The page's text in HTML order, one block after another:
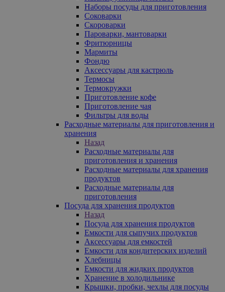
Наборы посуды для приготовления
Соковарки
Скороварки
Пароварки, мантоварки
Фритюрницы
Мармиты
Фондю
Аксессуары для кастрюль
Термосы
Термокружки
Приготовление кофе
Приготовление чая
Фильтры для воды
Расходные материалы для приготовления и
хранения
Назад
Расходные материалы для
приготовления и хранения
Расходные материалы для хранения
продуктов
Расходные материалы для
приготовления
Посуда для хранения продуктов
Назад
Посуда для хранения продуктов
Емкости для сыпучих продуктов
Аксессуары для емкостей
Емкости для кондитерских изделий
Хлебницы
Емкости для жидких продуктов
Хранение в холодильнике
Крышки, пробки, чехлы для посуды